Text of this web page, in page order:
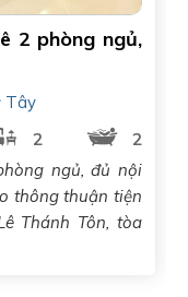
2 phòng ngủ,
Tây
2
2
ngủ, đủ nội
thông thuận tiện
Thánh Tôn, tòa